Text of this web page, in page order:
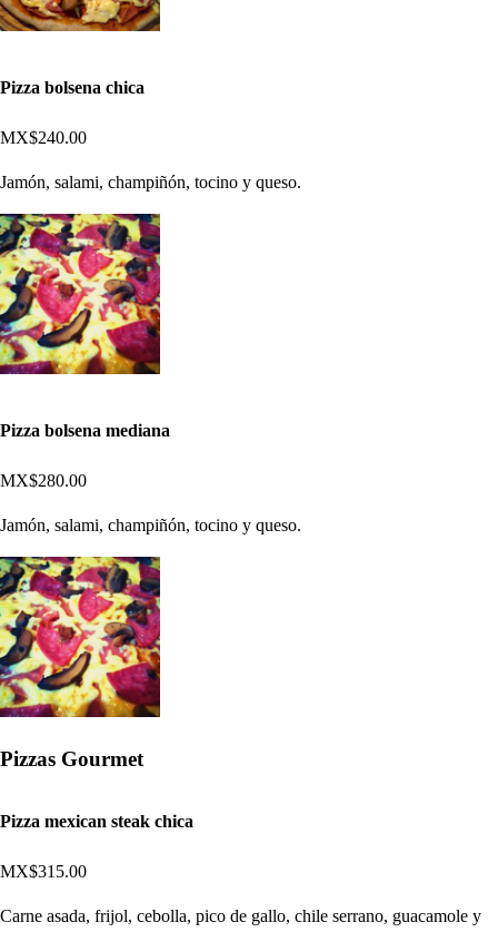
Pizza bolsena chica
MX$240.00
Jamón, salami, champiñón, tocino y queso.
Pizza bolsena mediana
MX$280.00
Jamón, salami, champiñón, tocino y queso.
Pizzas Gourmet
Pizza mexican steak chica
MX$315.00
Carne asada, frijol, cebolla, pico de gallo, chile serrano, guacamole y